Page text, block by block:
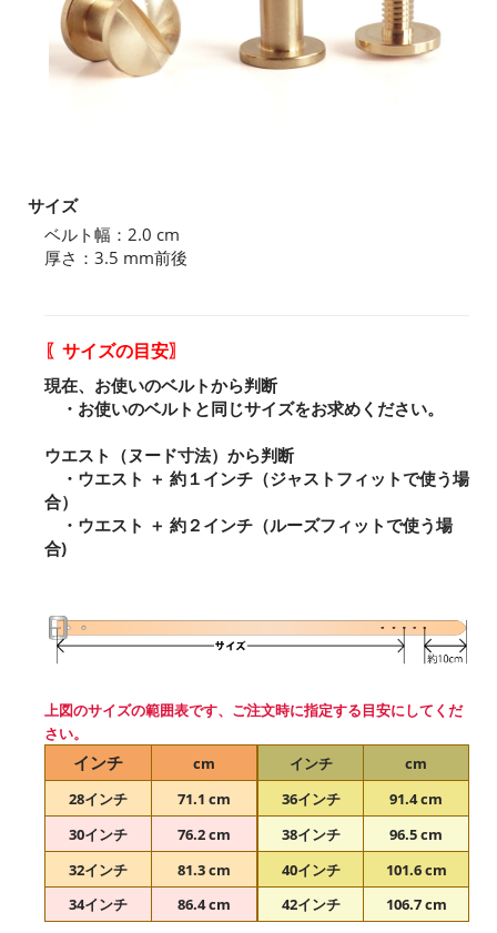
サイズ
ベルト幅：2.0 cm
厚さ：3.5 mm前後
〖サイズの目安〗
現在、お使いのベルトから判断
・お使いのベルトと同じサイズをお求めください。
ウエスト（ヌード寸法）から判断
・ウエスト ＋ 約１インチ（ジャストフィットで使う場
合）
・ウエスト ＋ 約２インチ（ルーズフィットで使う場
合)
上図のサイズの範囲表です、ご注文時に指定する目安にしてくだ
さい。
インチ
cm
28インチ
71.1 cm
30インチ
76.2 cm
32インチ
81.3 cm
34インチ
86.4 cm
インチ
cm
36インチ
91.4 cm
38インチ
96.5 cm
40インチ
101.6 cm
42インチ
106.7 cm